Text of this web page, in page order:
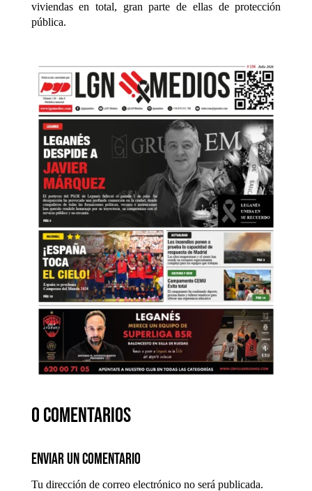
viviendas en total, gran parte de ellas de protección
pública.
0 comentarios
Enviar un comentario
Tu dirección de correo electrónico no será publicada.